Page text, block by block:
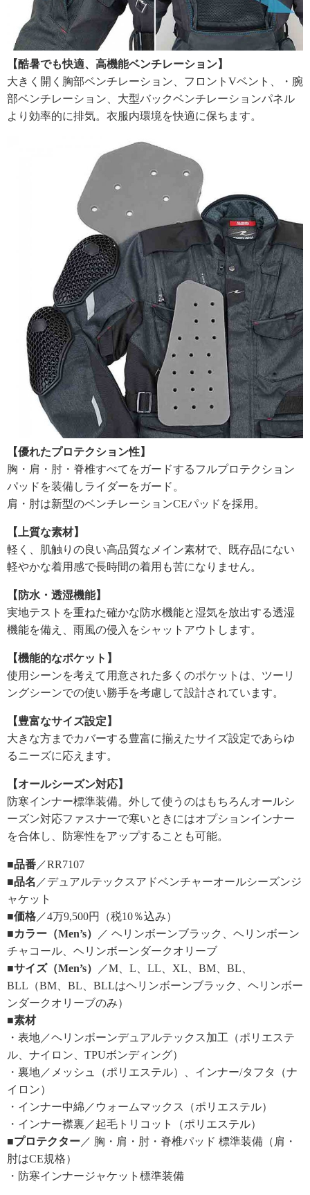
【酷暑でも快適、高機能ベンチレーション】
大きく開く胸部ベンチレーション、フロントVベント、・腕
部ベンチレーション、大型バックベンチレーションパネル
より効率的に排気。衣服内環境を快適に保ちます。
【優れたプロテクション性】
胸・肩・肘・脊椎すべてをガードするフルプロテクション
パッドを装備しライダーをガード。
肩・肘は新型のベンチレーションCEパッドを採用。
【上質な素材】
軽く、肌触りの良い高品質なメイン素材で、既存品にない
軽やかな着用感で長時間の着用も苦になりません。
【防水・透湿機能】
実地テストを重ねた確かな防水機能と湿気を放出する透湿
機能を備え、雨風の侵入をシャットアウトします。
【機能的なポケット】
使用シーンを考えて用意された多くのポケットは、ツーリ
ングシーンでの使い勝手を考慮して設計されています。
【豊富なサイズ設定】
大きな方までカバーする豊富に揃えたサイズ設定であらゆ
るニーズに応えます。
【オールシーズン対応】
防寒インナー標準装備。外して使うのはもちろんオールシ
ーズン対応ファスナーで寒いときにはオプションインナー
を合体し、防寒性をアップすることも可能。
■品番 ／RR7107
■品名 ／デュアルテックスアドベンチャーオールシーズンジ
ャケット
■価格 ／4万9,500円（税10％込み）
■カラー（Men’s）
／ ヘリンボーンブラック、ヘリンボーン
チャコール、ヘリンボーンダークオリーブ
■サイズ（Men’s）
／M、L、LL、XL、BM、BL、
BLL（BM、BL、BLLはヘリンボーンブラック、ヘリンボー
ンダークオリーブのみ）
■素材
・表地／ヘリンボーンデュアルテックス加工（ポリエステ
ル、ナイロン、TPUボンディング）
・裏地／メッシュ（ポリエステル）、インナー/タフタ（ナ
イロン）
・インナー中綿／ウォームマックス（ポリエステル）
・インナー襟裏／起毛トリコット（ポリエステル）
■プロテクター ／ 胸・肩・肘・脊椎パッド 標準装備（肩・
肘はCE規格）
・防寒インナージャケット標準装備